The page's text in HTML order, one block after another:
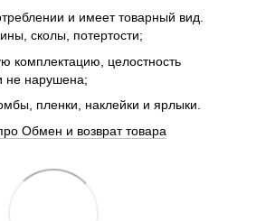
и имеет товарный вид.
сколы, потертости;
комплектацию, целостность
не нарушена;
пленки, наклейки и ярлыки.
Обмен и возврат товара